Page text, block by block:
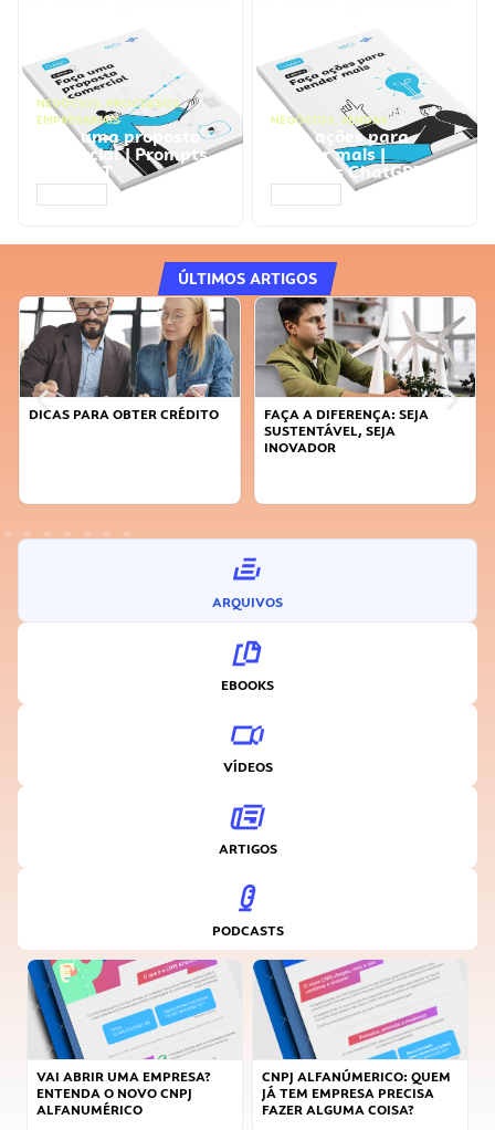
NEGÓCIOS, PROCESSOS
EMPRESARIAIS
Faça uma proposta
comercial | Prompts
ChatGPT
NEGÓCIOS, VENDAS
Faça ações para
vender mais |
Prompts ChatGPT
ÚLTIMOS ARTIGOS
DICAS PARA OBTER CRÉDITO
FAÇA A DIFERENÇA: SEJA
SUSTENTÁVEL, SEJA
INOVADOR
ARQUIVOS
EBOOKS
VÍDEOS
ARTIGOS
PODCASTS
VAI ABRIR UMA EMPRESA?
ENTENDA O NOVO CNPJ
ALFANUMÉRICO
CNPJ ALFANÚMERICO: QUEM
JÁ TEM EMPRESA PRECISA
FAZER ALGUMA COISA?